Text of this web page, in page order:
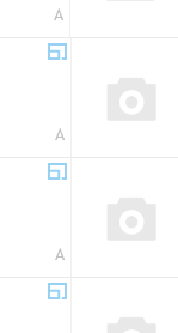
A
A
A